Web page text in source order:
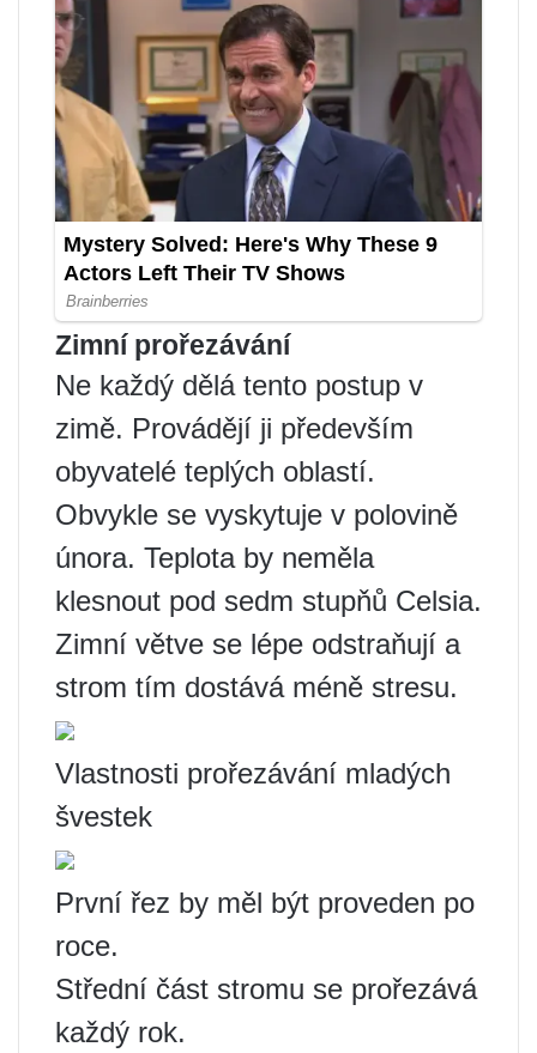
Zimní prořezávání
Ne každý dělá tento postup v
zimě. Provádějí ji především
obyvatelé teplých oblastí.
Obvykle se vyskytuje v polovině
února. Teplota by neměla
klesnout pod sedm stupňů Celsia.
Zimní větve se lépe odstraňují a
strom tím dostává méně stresu.
Vlastnosti prořezávání mladých
švestek
První řez by měl být proveden po
roce.
Střední část stromu se prořezává
každý rok.